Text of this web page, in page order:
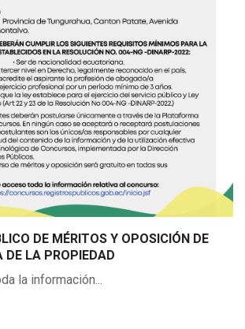
DE MÉRITOS Y OPOSICIÓN DE
DE LA PROPIEDAD
la información...